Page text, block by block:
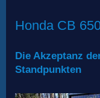
Honda CB
Die Akzeptanz
Standpunkten